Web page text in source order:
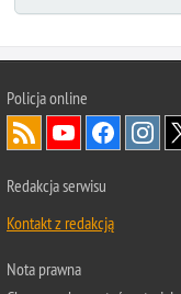
Policja online
Redakcja serwisu
Kontakt z redakcją
Nota prawna